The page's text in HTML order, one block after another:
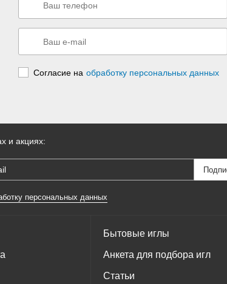
Согласие на обработку персональных данных
и акциях:
персональных данных
Бытовые иглы
Анкета для подбора игл
Статьи